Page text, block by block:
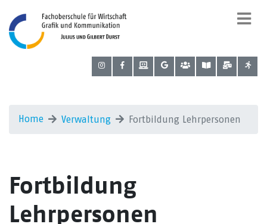
Home Verwaltung Fortbildung Lehrpersonen
Fortbildung
Lehrpersonen